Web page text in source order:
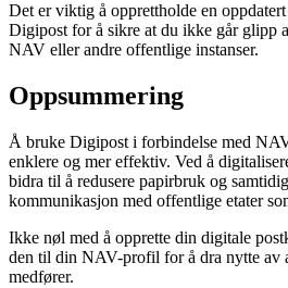
Det er viktig å opprettholde en
Digipost for å sikre at du ikke går glipp
NAV eller andre offentlige instanser.
Oppsummering
Å bruke Digipost i forbindelse med
enklere og mer effektiv. Ved å
bidra til å redusere papirbruk og
kommunikasjon med offentlige etater
Ikke nøl med å opprette din digitale
den til din NAV-profil for å dra nytte av
medfører.